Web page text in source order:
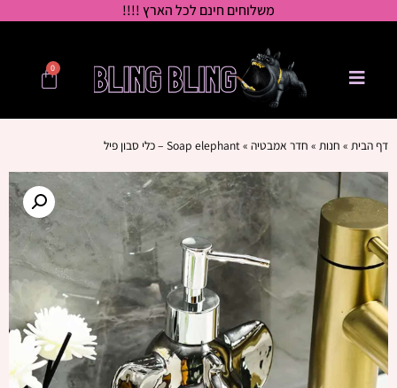
משלוחים חינם לכל הארץ !!!!
0
דף הבית » חנות » חדר אמבטיה »Soap elephant – כלי סבון פיל